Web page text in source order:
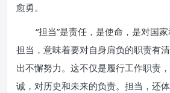
愈勇。
“担当”是责任，是使命，是对国家
担当，意味着要对自身肩负的职责有
出不懈努力。这不仅是履行工作职责
诚，对历史和未来的负责。担当，还